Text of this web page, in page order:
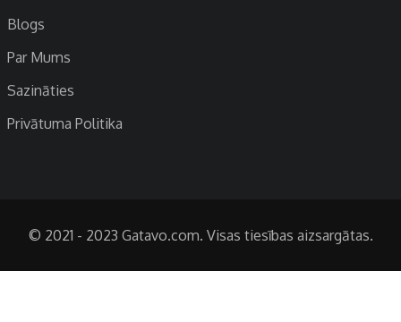
Blogs
Par Mums
Sazināties
Privātuma Politika
© 2021 - 2023 Gatavo.com. Visas tiesības aizsargātas.